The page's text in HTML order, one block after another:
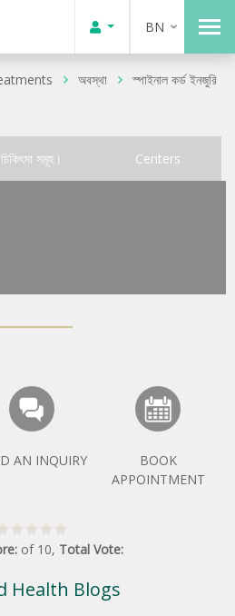
BN
অবস্থা
স্পাইনাল কর্ড ইনজুরি
চিকিৎসা সমূহ। Centers
AN INQUIRY
BOOK
APPOINTMENT
of 10, Total Vote:
Health Blogs